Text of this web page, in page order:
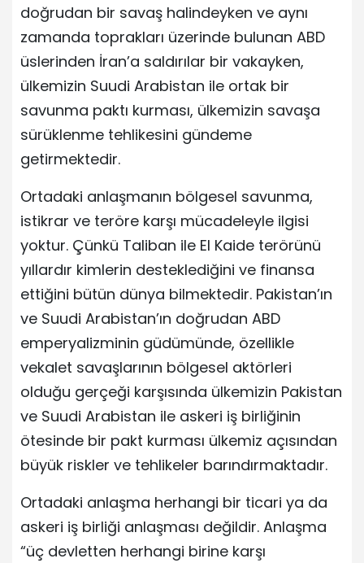
doğrudan bir savaş halindeyken ve aynı
zamanda toprakları üzerinde bulunan ABD
üslerinden İran’a saldırılar bir vakayken,
ülkemizin Suudi Arabistan ile ortak bir
savunma paktı kurması, ülkemizin savaşa
sürüklenme tehlikesini gündeme
getirmektedir.
Ortadaki anlaşmanın bölgesel savunma,
istikrar ve teröre karşı mücadeleyle ilgisi
yoktur. Çünkü Taliban ile El Kaide terörünü
yıllardır kimlerin desteklediğini ve finansa
ettiğini bütün dünya bilmektedir. Pakistan’ın
ve Suudi Arabistan’ın doğrudan ABD
emperyalizminin güdümünde, özellikle
vekalet savaşlarının bölgesel aktörleri
olduğu gerçeği karşısında ülkemizin Pakistan
ve Suudi Arabistan ile askeri iş birliğinin
ötesinde bir pakt kurması ülkemiz açısından
büyük riskler ve tehlikeler barındırmaktadır.
Ortadaki anlaşma herhangi bir ticari ya da
askeri iş birliği anlaşması değildir. Anlaşma
“üç devletten herhangi birine karşı